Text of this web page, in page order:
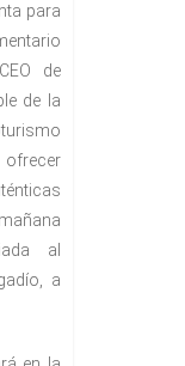
para
de
de la
al
a